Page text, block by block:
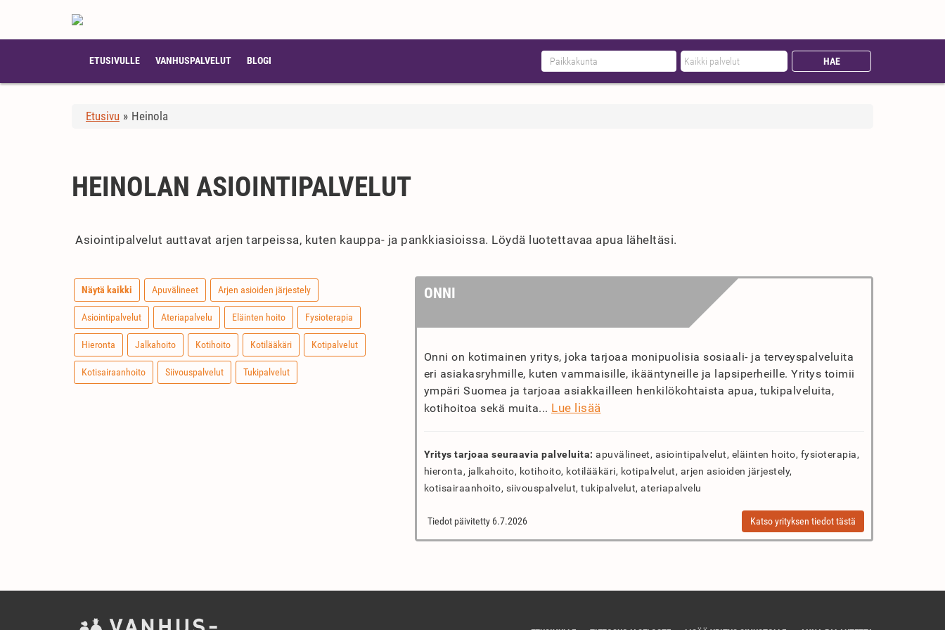
ETUSIVULLE VANHUSPALVELUT BLOGI
Etusivu » Heinola
HEINOLAN ASIOINTIPALVELUT
Asiointipalvelut auttavat arjen tarpeissa, kuten kauppa- ja pankkiasioissa. Löydä luotettavaa apua läheltäsi.
Näytä kaikki Apuvälineet Arjen asioiden järjestely
Asiointipalvelut Ateriapalvelu Eläinten hoito Fysioterapia
Hieronta Jalkahoito Kotihoito Kotilääkäri Kotipalvelut
Kotisairaanhoito Siivouspalvelut Tukipalvelut
ONNI
Onni on kotimainen yritys, joka tarjoaa monipuolisia sosiaali- ja terveyspalveluita
eri asiakasryhmille, kuten vammaisille, ikääntyneille ja lapsiperheille. Yritys toimii
ympäri Suomea ja tarjoaa asiakkailleen henkilökohtaista apua, tukipalveluita,
kotihoitoa sekä muita... Lue lisää
Yritys tarjoaa seuraavia palveluita: apuvälineet, asiointipalvelut, eläinten hoito, fysioterapia,
hieronta, jalkahoito, kotihoito, kotilääkäri, kotipalvelut, arjen asioiden järjestely,
kotisairaanhoito, siivouspalvelut, tukipalvelut, ateriapalvelu
Tiedot päivitetty 6.7.2026 Katso yrityksen tiedot tästä